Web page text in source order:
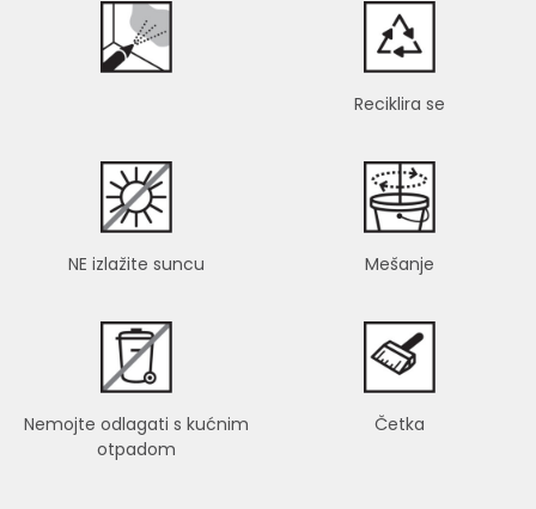
Reciklira se
NE izlažite suncu Mešanje
Nemojte odlagati s kućnim
otpadom
Četka